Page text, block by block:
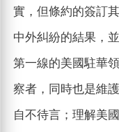
實，但條約的簽訂
中外糾紛的結果，
第一線的美國駐華
察者，同時也是維
自不待言；理解美